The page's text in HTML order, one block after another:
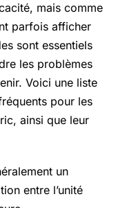
mais comme
parfois afficher
sont essentiels
les problèmes
Voici une liste
pour les
ainsi que leur
un
entre l’unité